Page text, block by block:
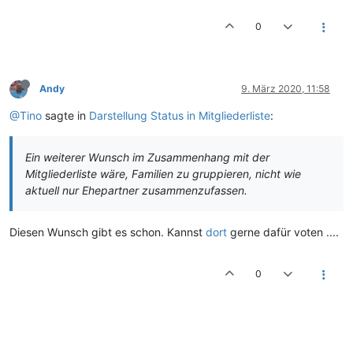
0
Andy 9. März 2020, 11:58
@Tino sagte in Darstellung Status in Mitgliederliste:
Ein weiterer Wunsch im Zusammenhang mit der
Mitgliederliste wäre, Familien zu gruppieren, nicht wie
aktuell nur Ehepartner zusammenzufassen.
Diesen Wunsch gibt es schon. Kannst dort gerne dafür voten ....
0